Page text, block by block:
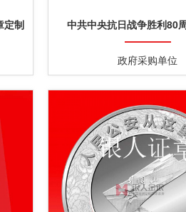
定制
中共中央抗日战争胜利80
政府采购单位